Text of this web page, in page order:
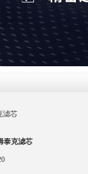
滤芯
泰克滤芯